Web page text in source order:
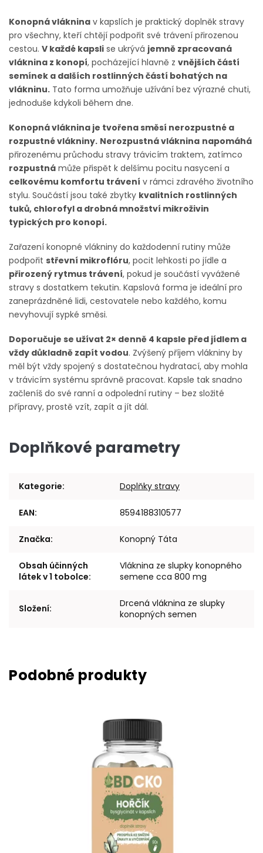
Konopná vláknina v kapslích je praktický doplněk stravy
pro všechny, kteří chtějí podpořit své trávení přirozenou
cestou. V každé kapsli se ukrývá jemně zpracovaná
vláknina z konopí, pocházející hlavně z vnějších částí
semínek a dalších rostlinných částí bohatých na
vlákninu. Tato forma umožňuje užívání bez výrazné chuti,
jednoduše kdykoli během dne.
Konopná vláknina je tvořena směsí nerozpustné a
rozpustné vlákniny. Nerozpustná vláknina napomáhá
přirozenému průchodu stravy trávicím traktem, zatímco
rozpustná může přispět k delšímu pocitu nasycení a
celkovému komfortu trávení v rámci zdravého životního
stylu. Součástí jsou také zbytky kvalitních rostlinných
tuků, chlorofyl a drobná množství mikroživin
typických pro konopí.
Zařazení konopné vlákniny do každodenní rutiny může
podpořit střevní mikroflóru, pocit lehkosti po jídle a
přirozený rytmus trávení, pokud je součástí vyvážené
stravy s dostatkem tekutin. Kapslová forma je ideální pro
zaneprázdněné lidi, cestovatele nebo každého, komu
nevyhovují sypké směsi.
Doporučuje se užívat 2× denně 4 kapsle před jídlem a
vždy důkladně zapít vodou. Zvýšený příjem vlákniny by
měl být vždy spojený s dostatečnou hydratací, aby mohla
v trávicím systému správně pracovat. Kapsle tak snadno
začleníš do své ranní a odpolední rutiny – bez složité
přípravy, prostě vzít, zapít a jít dál.
Doplňkové parametry
Kategorie: Doplňky stravy
EAN: 8594188310577
Značka: Konopný Táta
Obsah účinných
látek v 1 tobolce:
Vláknina ze slupky konopného
semene cca 800 mg
Složení:
Drcená vláknina ze slupky
konopných semen